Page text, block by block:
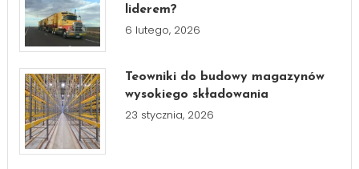
liderem?
6 lutego, 2026
Teowniki do budowy magazynów
wysokiego składowania
23 stycznia, 2026